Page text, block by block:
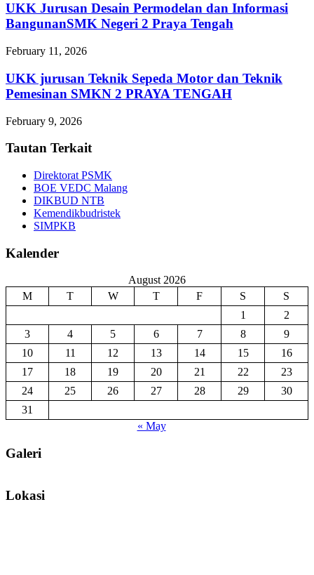
UKK Jurusan Desain Permodelan dan Informasi
BangunanSMK Negeri 2 Praya Tengah
February 11, 2026
UKK jurusan Teknik Sepeda Motor dan Teknik
Pemesinan SMKN 2 PRAYA TENGAH
February 9, 2026
Tautan Terkait
Direktorat PSMK
BOE VEDC Malang
DIKBUD NTB
Kemendikbudristek
SIMPKB
Kalender
August 2026
M
T W T F S
S
1
2
3
4 5 6 7 8
9
10
11 12 13 14 15
16
17
18 19 20 21 22
23
24
25 26 27 28 29
30
31
« May
Galeri
Lokasi